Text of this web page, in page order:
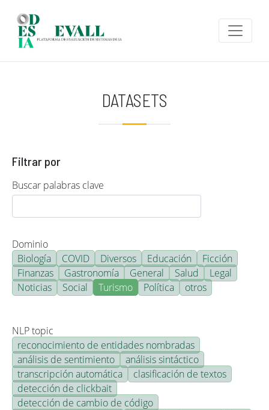
DATASETS
Filtrar por
Buscar palabras clave
Dominio
Biología
COVID Diversos Educación
Ficción
Finanzas
Gastronomía General Salud
Legal
Noticias
Social Turismo Política otros
NLP topic
reconocimiento de entidades nombradas
análisis de sentimiento
análisis sintáctico
transcripción automática
clasificación de textos
detección de clickbait
detección de cambio de código